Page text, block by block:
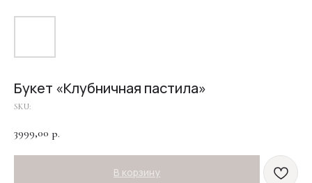
Букет «Клубничная пастила»
SKU:
3999,00 р.
В корзину